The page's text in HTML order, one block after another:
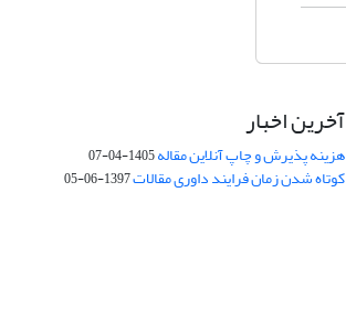
آخرین اخبار
هزینه پذیرش و چاپ آنلاین مقاله1405-04-07
کوتاه شدن زمان فرایند داوری مقالات1397-06-05